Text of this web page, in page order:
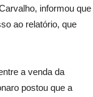
informou que
ao relatório, que
a venda da
postou que a